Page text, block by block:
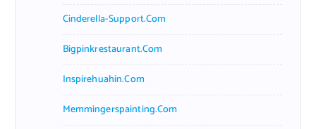
Cinderella-Support.com
Bigpinkrestaurant.com
Inspirehuahin.com
Memmingerspainting.com